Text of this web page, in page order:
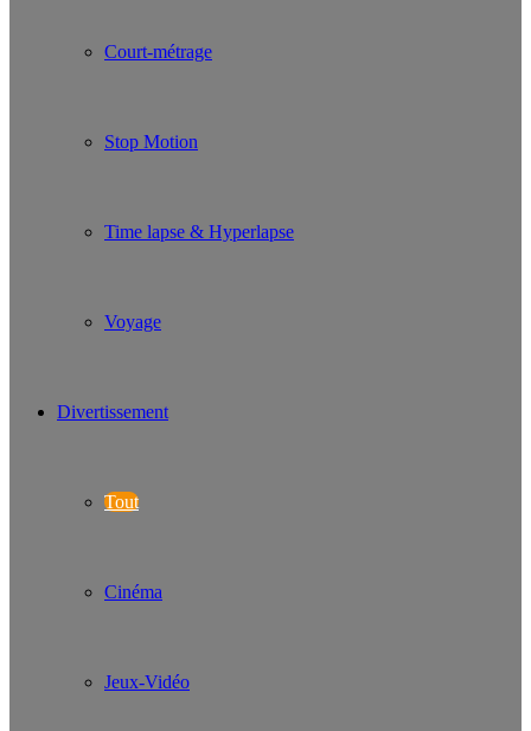
Court-métrage
Stop Motion
Time lapse & Hyperlapse
Voyage
Divertissement
Tout
Cinéma
Jeux-Vidéo